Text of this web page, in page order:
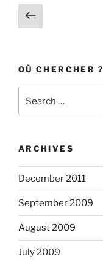
Posts
navigation
Previous
page
OÙ CHERCHER ?
for:
ARCHIVES
December 2011
September 2009
August 2009
July 2009